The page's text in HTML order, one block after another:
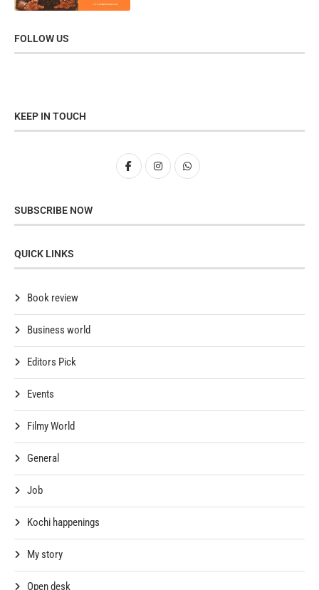
FOLLOW US
KEEP IN TOUCH
SUBSCRIBE NOW
QUICK LINKS
Book review
Business world
Editors Pick
Events
Filmy World
General
Job
Kochi happenings
My story
Open desk